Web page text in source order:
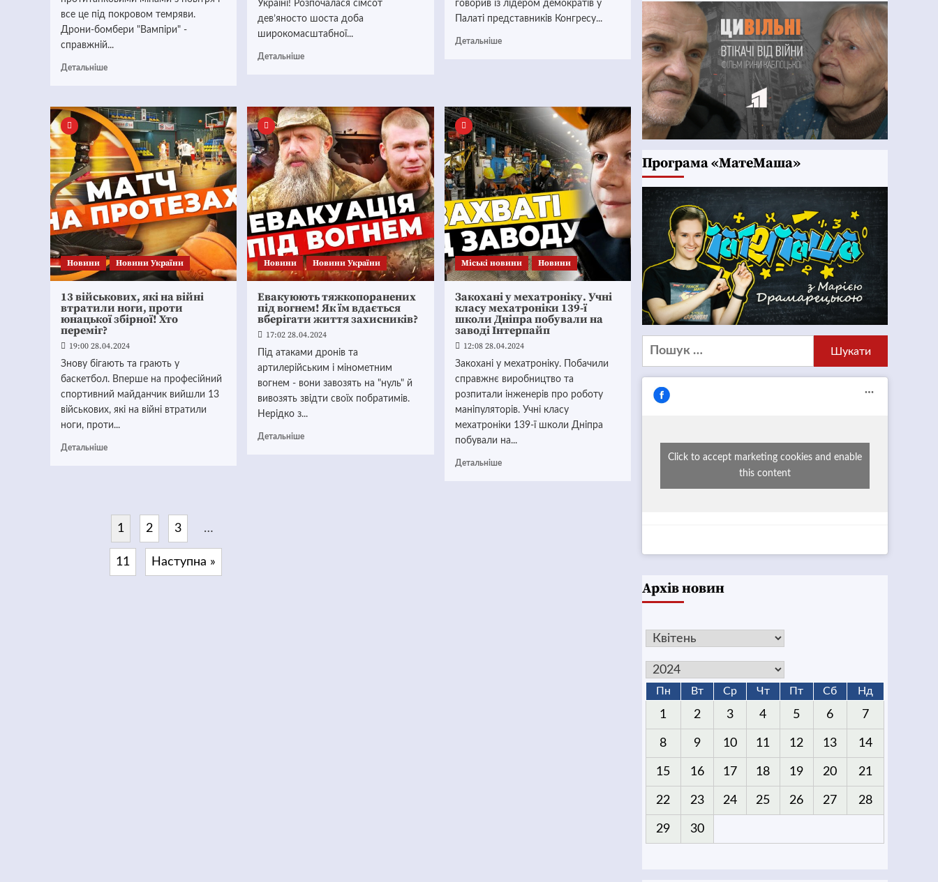
все це під покровом темряви.
Дрони-бомбери "Вампіри" -
справжній...
Детальніше
Україні! Розпочалася сімсот
дев’яносто шоста доба
широкомасштабної...
Детальніше
говорив із лідером демократів у
Палаті представників Конгресу...
Детальніше
Новини Новини України
13 військових, які на війні
втратили ноги, проти
юнацької збірної! Хто
переміг?
19:00 28.04.2024
Знову бігають та грають у
баскетбол. Вперше на професійний
спортивний майданчик вийшли 13
військових, які на війні втратили
ноги, проти...
Детальніше
Новини Новини України
Евакуюють тяжкопоранених
під вогнем! Як їм вдається
вберігати життя захисників?
17:02 28.04.2024
Під атаками дронів та
артилерійським і мінометним
вогнем - вони завозять на "нуль" й
вивозять звідти своїх побратимів.
Нерідко з...
Детальніше
Mіські новини Новини
Закохані у мехатроніку. Учні
класу мехатроніки 139-ї
школи Дніпра побували на
заводі Інтерпайп
12:08 28.04.2024
Закохані у мехатроніку. Побачили
справжнє виробництво та
розпитали інженерів про роботу
маніпуляторів. Учні класу
мехатроніки 139-ї школи Дніпра
побували на...
Детальніше
1 2 3 …
11 Наступна »
Програма «МатеМаша»
Пошук:
Click to accept marketing cookies and enable
this content
Архів новин
Пн Вт Ср Чт Пт Сб Нд
1 2 3 4 5 6 7
8 9 10 11 12 13 14
15 16 17 18 19 20 21
22 23 24 25 26 27 28
29 30